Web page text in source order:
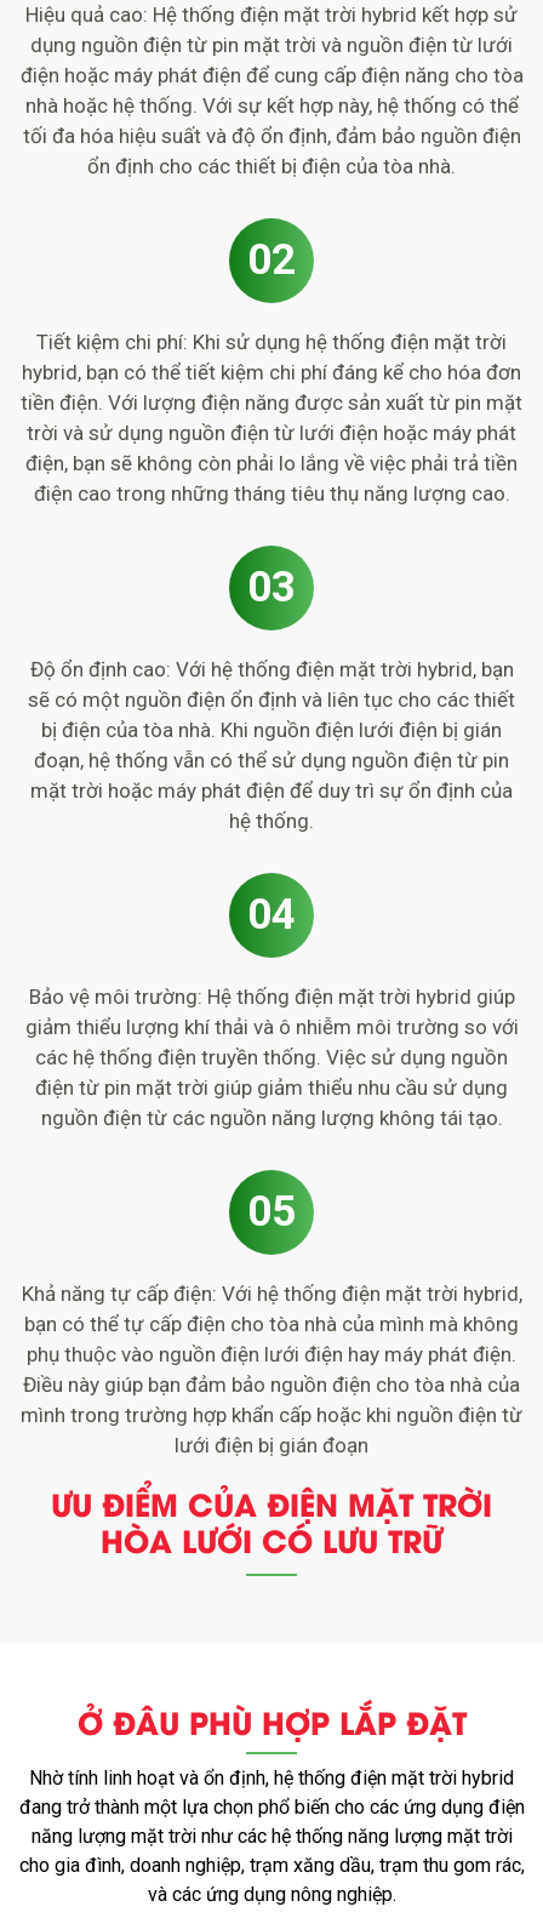
ƯU ĐIỂM CỦA ĐIỆN MẶT TRỜI
HÒA LƯỚI CÓ LƯU TRỮ
Hiệu quả cao: Hệ thống điện mặt trời hybrid kết hợp sử
dụng nguồn điện từ pin mặt trời và nguồn điện từ lưới
điện hoặc máy phát điện để cung cấp điện năng cho tòa
nhà hoặc hệ thống. Với sự kết hợp này, hệ thống có thể
tối đa hóa hiệu suất và độ ổn định, đảm bảo nguồn điện
ổn định cho các thiết bị điện của tòa nhà.
02
Tiết kiệm chi phí: Khi sử dụng hệ thống điện mặt trời
hybrid, bạn có thể tiết kiệm chi phí đáng kể cho hóa đơn
tiền điện. Với lượng điện năng được sản xuất từ pin mặt
trời và sử dụng nguồn điện từ lưới điện hoặc máy phát
điện, bạn sẽ không còn phải lo lắng về việc phải trả tiền
điện cao trong những tháng tiêu thụ năng lượng cao.
03
Độ ổn định cao: Với hệ thống điện mặt trời hybrid, bạn
sẽ có một nguồn điện ổn định và liên tục cho các thiết
bị điện của tòa nhà. Khi nguồn điện lưới điện bị gián
đoạn, hệ thống vẫn có thể sử dụng nguồn điện từ pin
mặt trời hoặc máy phát điện để duy trì sự ổn định của
hệ thống.
04
Bảo vệ môi trường: Hệ thống điện mặt trời hybrid giúp
giảm thiểu lượng khí thải và ô nhiễm môi trường so với
các hệ thống điện truyền thống. Việc sử dụng nguồn
điện từ pin mặt trời giúp giảm thiểu nhu cầu sử dụng
nguồn điện từ các nguồn năng lượng không tái tạo.
05
Khả năng tự cấp điện: Với hệ thống điện mặt trời hybrid,
bạn có thể tự cấp điện cho tòa nhà của mình mà không
phụ thuộc vào nguồn điện lưới điện hay máy phát điện.
Điều này giúp bạn đảm bảo nguồn điện cho tòa nhà của
mình trong trường hợp khẩn cấp hoặc khi nguồn điện từ
lưới điện bị gián đoạn
Ở ĐÂU PHÙ HỢP LẮP ĐẶT
Nhờ tính linh hoạt và ổn định, hệ thống điện mặt trời hybrid
đang trở thành một lựa chọn phổ biến cho các ứng dụng điện
năng lượng mặt trời như các hệ thống năng lượng mặt trời
cho gia đình, doanh nghiệp, trạm xăng dầu, trạm thu gom rác,
và các ứng dụng nông nghiệp.